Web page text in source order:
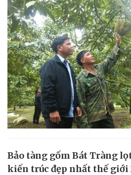
Bảo tàng gốm Bát Tràng
kiến trúc đẹp nhất thế giới